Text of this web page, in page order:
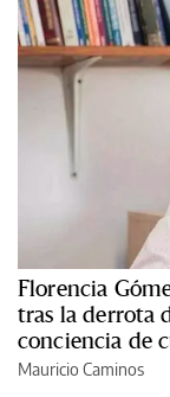
Florencia
tras la derrota
conciencia de
Mauricio Caminos